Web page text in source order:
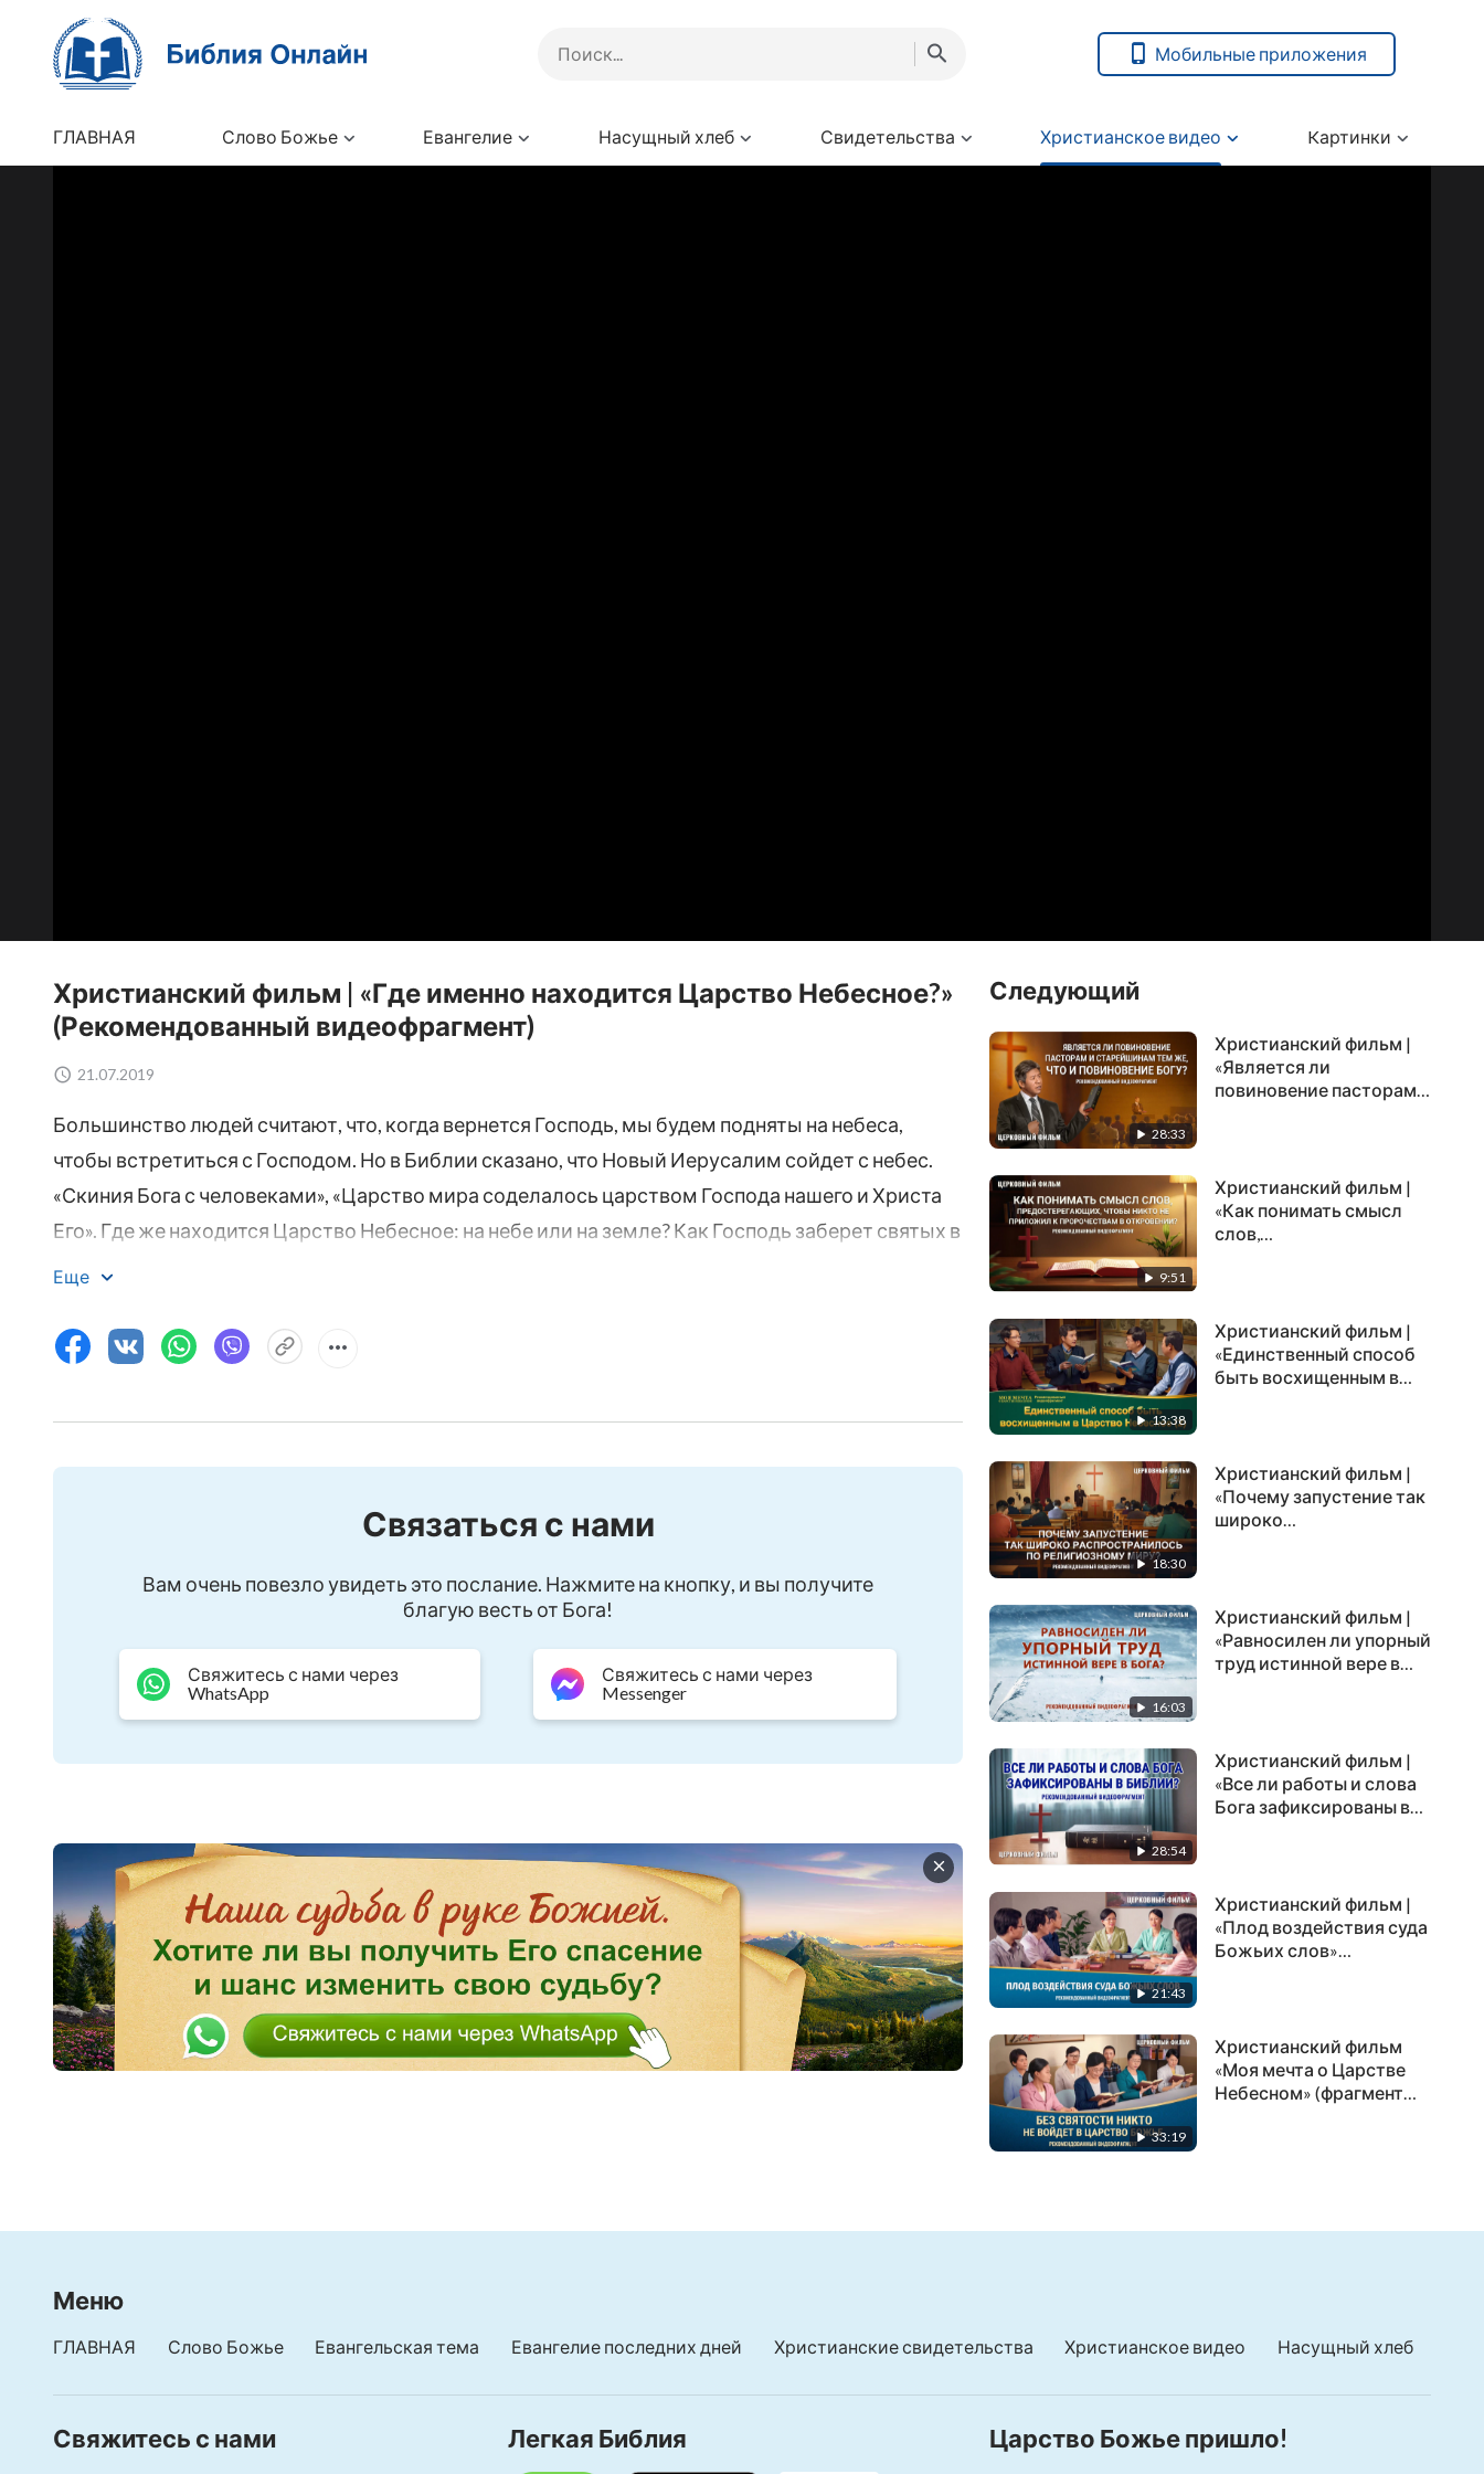
Мобильные приложения
ГЛАВНАЯ Слово Божье Евангелие Насущный хлеб Свидетельства Христианское видео Kартинки
Христианский фильм | «Где именно находится Царство Небесное?»
(Рекомендованный видеофрагмент)
21.07.2019
Большинство людей считают, что, когда вернется Господь, мы будем подняты на небеса,
чтобы встретиться с Господом. Но в Библии сказано, что Новый Иерусалим сойдет с небес.
«Скиния Бога с человеками», «Царство мира соделалось царством Господа нашего и Христа
Его». Где же находится Царство Небесное: на небе или на земле? Как Господь заберет святых в
Царство Небесное, когда Он вернется? Этот отрывок из фильма даст вам ответ.
Еще
Связаться с нами
Вам очень повезло увидеть это послание. Нажмите на кнопку, и вы получите
благую весть от Бога!
Свяжитесь с нами через
WhatsApp
Свяжитесь с нами через
Messenger
Следующий
28:33
Христианский фильм |
«Является ли
повиновение пасторам и
(Рекомендованный
видеофрагмент)
9:51
Христианский фильм |
«Как понимать смысл
слов,
пророчествам в
Откровении?»
(Рекомендованный
13:38
Христианский фильм |
«Единственный способ
быть восхищенным в
18:30
Христианский фильм |
«Почему запустение так
широко
видеофрагмент)
16:03
Христианский фильм |
«Равносилен ли упорный
труд истинной вере в
28:54
Христианский фильм |
«Все ли работы и слова
Бога зафиксированы в
21:43
Христианский фильм |
«Плод воздействия суда
Божьих слов»
33:19
Христианский фильм
«Моя мечта о Царстве
Небесном» (фрагмент
Меню
ГЛАВНАЯ Слово Божье Евангельская тема Евангелие последних дней Христианские свидетельства Христианское видео Насущный хлеб
Свяжитесь с нами Легкая Библия Царство Божье пришло!